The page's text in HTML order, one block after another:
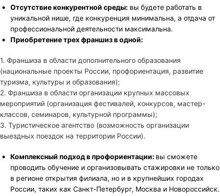
Отсутствие конкурентной среды:вы будете работать в
уникальной нише, где конкуренция минимальна, а отдача от
профессиональной деятельности максимальна.
Приобретение трех франшиз в одной:
1. Франшиза в области дополнительного образования
(национальные проекты России, профориентация, развитие
туризма, культуры и образования);
2. Франшиза в области организации крупных массовых
мероприятий (организация фестивалей, конкурсов, мастер-
классов, семинаров, культурной программы);
3. Туристическое агентство (возможность организации
выездных поездок на территории России).
Комплексный подход в профориентации: вы сможете
проводить обучение и организовывать стажировки не только
в регионе открытия филиала, но и в крупнейших городах
России, таких как Санкт-Петербург, Москва и Новороссийск.